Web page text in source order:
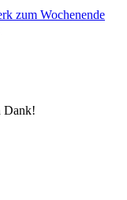
zum Wochenende
Dank!